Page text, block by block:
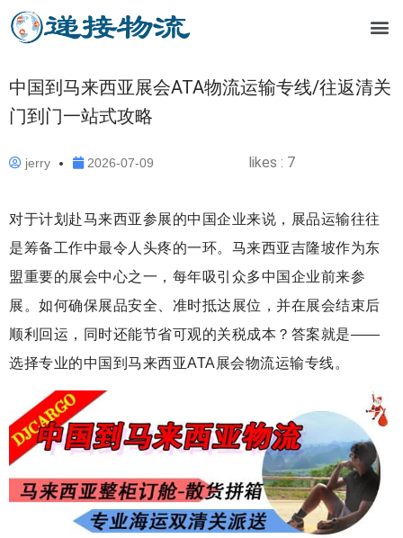
中国到马来西亚展会ATA物流运输专线/往返清关
门到门一站式攻略
jerry 2026-07-09 likes : 7
对于计划赴马来西亚参展的中国企业来说，展品运输往往
是筹备工作中最令人头疼的一环。马来西亚吉隆坡作为东
盟重要的展会中心之一，每年吸引众多中国企业前来参
展。如何确保展品安全、准时抵达展位，并在展会结束后
顺利回运，同时还能节省可观的关税成本？答案就是——
选择专业的中国到马来西亚ATA展会物流运输专线。